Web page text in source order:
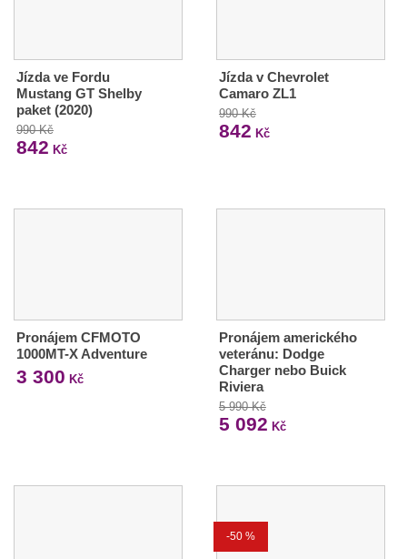
Jízda ve Fordu
Mustang GT Shelby
paket (2020)
990 Kč
842 Kč
Jízda v Chevrolet
Camaro ZL1
990 Kč
842 Kč
Pronájem CFMOTO
1000MT-X Adventure
3 300 Kč
Pronájem amerického
veteránu: Dodge
Charger nebo Buick
Riviera
5 990 Kč
5 092 Kč
-50 %